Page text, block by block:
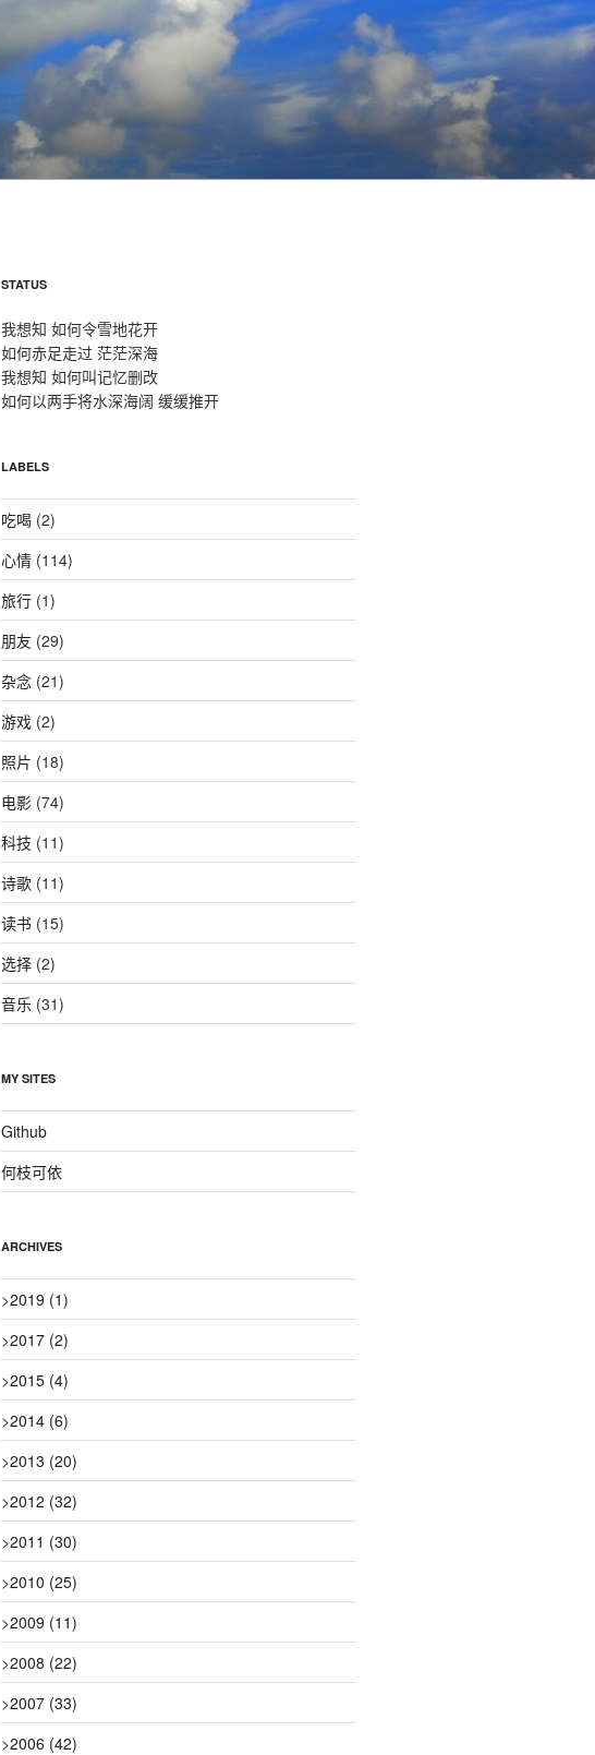
STATUS
我想知 如何令雪地花开
如何赤足走过 茫茫深海
我想知 如何叫记忆删改
如何以两手将水深海阔 缓缓推开
LABELS
吃喝(2)
心情(114)
旅行(1)
朋友 (29)
杂念(21)
游戏(2)
照片 (18)
电影(74)
科技 (11)
诗歌(11)
读书(15)
选择(2)
音乐 (31)
MY SITES
Github
何枝可依
ARCHIVES
>2019 (1)
>2017 (2)
>2015 (4)
>2014 (6)
>2013 (20)
>2012 (32)
>2011 (30)
>2010 (25)
>2009 (11)
>2008 (22)
>2007 (33)
>2006 (42)